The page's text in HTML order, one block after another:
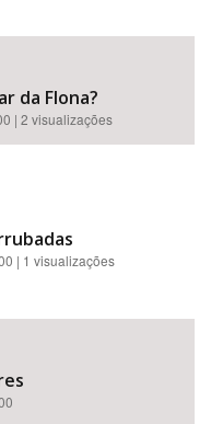
da Flona?
| 2 visualizações
| 1 visualizações